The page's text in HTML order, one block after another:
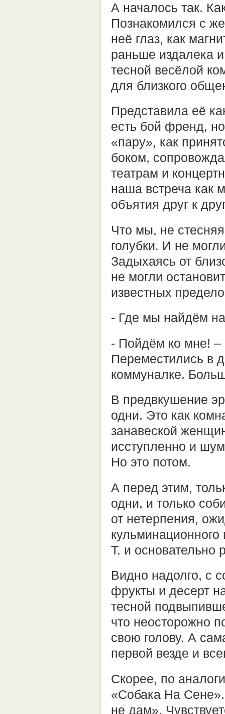
А началось так.
Познакомился с
неё глаз, как
раньше издалека
тесной весёлой
для близкого
Представила её
есть бой френд,
«пару», как
боком,
театрам и
наша встреча как
объятия друг к
Что мы, не
голубки. И не
Задыхаясь от
не могли
известных
- Где мы найдём
- Пойдём ко мне!
Переместились в
коммуналке.
В предвкушение
одни. Это как
занавеской
исступленно и
Но это потом.
А перед этим,
одни, и только
от нетерпения,
кульминационного
Т. и основательно
Видно надолго, с
фрукты и десерт
тесной
что неосторожно
свою голову. А
первой везде и
Скорее, по
«Собака На
не дам».